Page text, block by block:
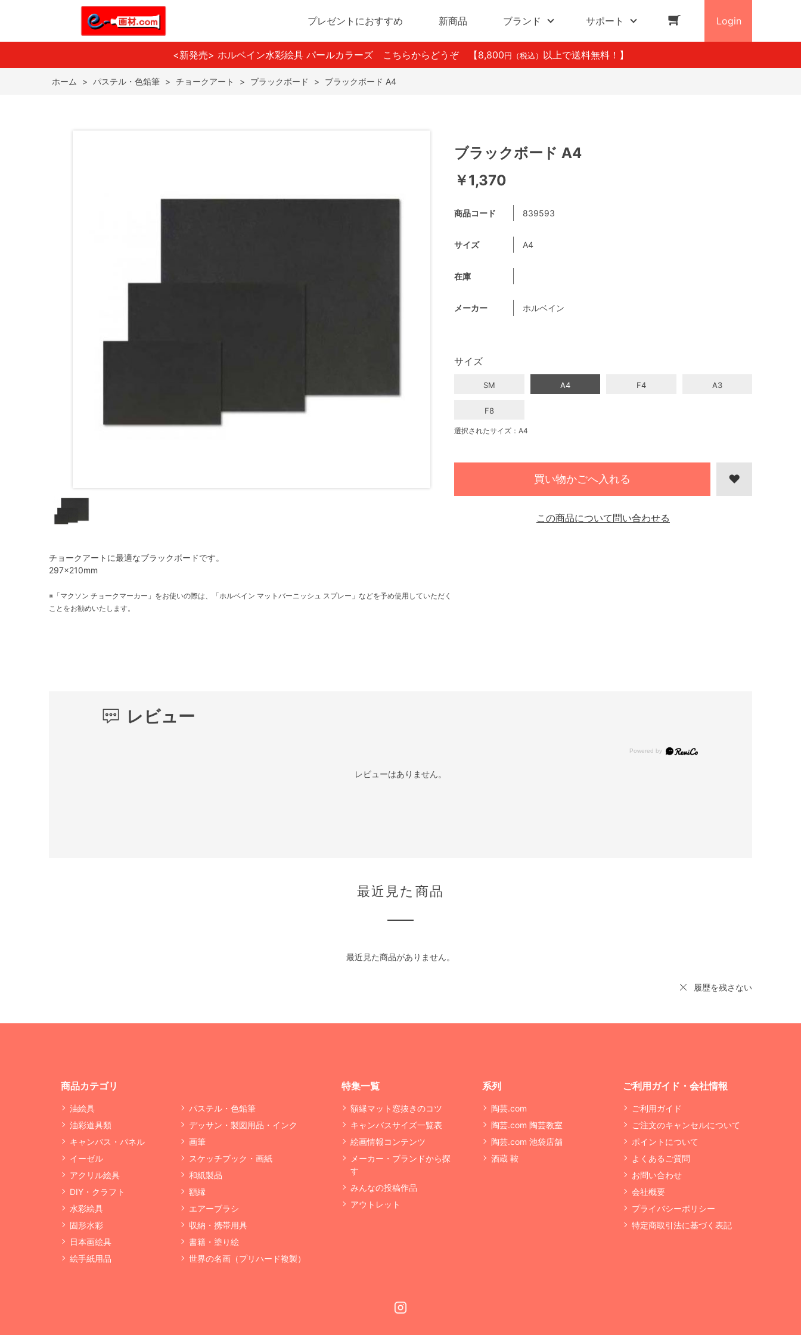
プレゼントにおすすめ 新商品 ブランド サポート Login
<新発売> ホルベイン水彩絵具 パールカラーズ こちらからどうぞ 【8,800 円（税込） 以上で送料無料！】
ホーム > パステル・色鉛筆 > チョークアート > ブラックボード > ブラックボード A4
チョークアートに最適なブラックボードです。
297×210mm
※「マクソン チョークマーカー」をお使いの際は、「ホルベイン マットバーニッシュ スプレー」などを予め使用していただく
ことをお勧めいたします。
ブラックボード A4
￥1,370
商品コード 839593
サイズ A4
在庫
メーカー ホルベイン
サイズ
SM A4 F4 A3
F8
選択されたサイズ：A4
買い物かごへ入れる
この商品について問い合わせる
レビュー
レビューはありません。
最近見た商品
最近見た商品がありません。
履歴を残さない
商品カテゴリ
油絵具
油彩道具類
キャンバス・パネル
イーゼル
アクリル絵具
DIY・クラフト
水彩絵具
固形水彩
日本画絵具
絵手紙用品
パステル・色鉛筆
デッサン・製図用品・インク
画筆
スケッチブック・画紙
和紙製品
額縁
エアーブラシ
収納・携帯用具
書籍・塗り絵
世界の名画（プリハード複製）
特集一覧
額縁マット窓抜きのコツ
キャンバスサイズ一覧表
絵画情報コンテンツ
メーカー・ブランドから探
す
みんなの投稿作品
アウトレット
系列
陶芸.com
陶芸.com 陶芸教室
陶芸.com 池袋店舗
酒蔵 鞍
ご利用ガイド・会社情報
ご利用ガイド
ご注文のキャンセルについて
ポイントについて
よくあるご質問
お問い合わせ
会社概要
プライバシーポリシー
特定商取引法に基づく表記